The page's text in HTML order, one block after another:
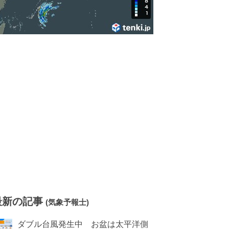
新の記事 (気象予報士)
ダブル台風発生中 お盆は太平洋側